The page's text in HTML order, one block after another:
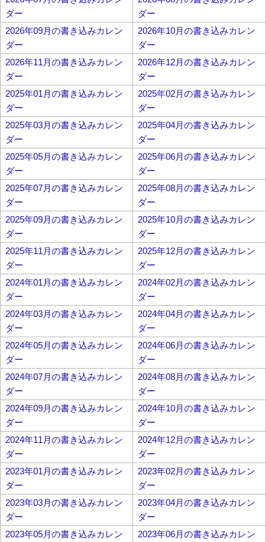
ダー
ダー
2026年09月の書き込みカレン
ダー
2026年10月の書き込みカレン
ダー
2026年11月の書き込みカレン
ダー
2026年12月の書き込みカレン
ダー
2025年01月の書き込みカレン
ダー
2025年02月の書き込みカレン
ダー
2025年03月の書き込みカレン
ダー
2025年04月の書き込みカレン
ダー
2025年05月の書き込みカレン
ダー
2025年06月の書き込みカレン
ダー
2025年07月の書き込みカレン
ダー
2025年08月の書き込みカレン
ダー
2025年09月の書き込みカレン
ダー
2025年10月の書き込みカレン
ダー
2025年11月の書き込みカレン
ダー
2025年12月の書き込みカレン
ダー
2024年01月の書き込みカレン
ダー
2024年02月の書き込みカレン
ダー
2024年03月の書き込みカレン
ダー
2024年04月の書き込みカレン
ダー
2024年05月の書き込みカレン
ダー
2024年06月の書き込みカレン
ダー
2024年07月の書き込みカレン
ダー
2024年08月の書き込みカレン
ダー
2024年09月の書き込みカレン
ダー
2024年10月の書き込みカレン
ダー
2024年11月の書き込みカレン
ダー
2024年12月の書き込みカレン
ダー
2023年01月の書き込みカレン
ダー
2023年02月の書き込みカレン
ダー
2023年03月の書き込みカレン
ダー
2023年04月の書き込みカレン
ダー
2023年05月の書き込みカレン
2023年06月の書き込みカレン